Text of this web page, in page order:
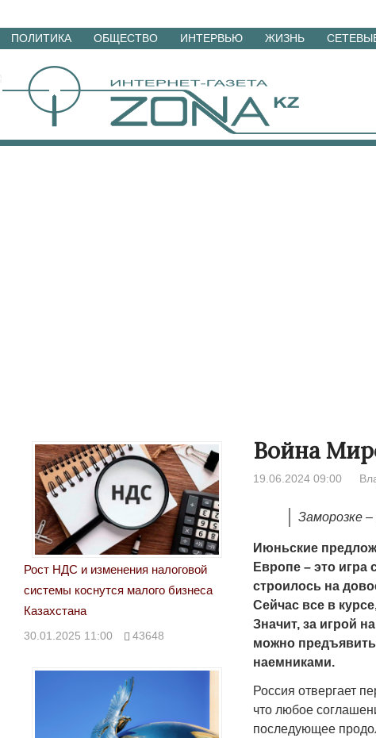
Перейти
материалам
ПОЛИТИКА ОБЩЕСТВО ИНТЕРВЬЮ ЖИЗНЬ
Война
19.06.2024 09:00
Заморозке –
Июньские
Европе – это
строилось на
Сейчас все в
Значит, за игрой
можно
наемниками.
Россия отвергает
что любое
последующее
Рост НДС и изменения налоговой
системы коснутся малого бизнеса
Казахстана
30.01.2025 11:00 43648